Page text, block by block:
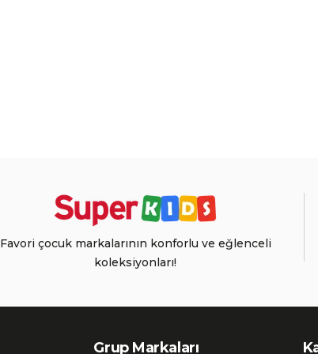
Favori çocuk markalarının konforlu ve eğlenceli
koleksiyonları!
Grup Markaları